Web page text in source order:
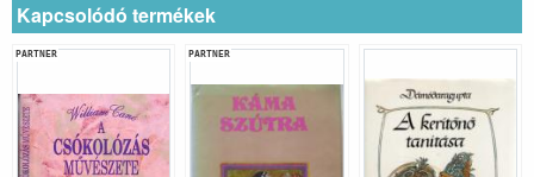
Kapcsolódó termékek
PARTNER PARTNER